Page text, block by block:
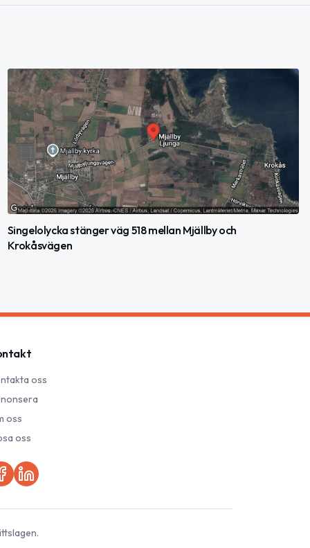
Singelolycka stänger väg 518 mellan Mjällby och
Krokåsvägen
oss
oss
oss